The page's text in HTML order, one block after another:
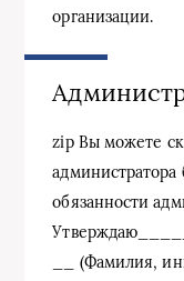
организации.
zip Вы можете
обязанности
__ (Фамилия,